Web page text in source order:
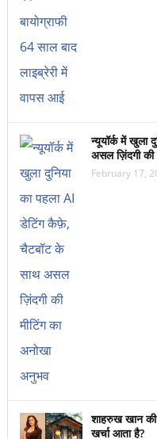
न्यूयॉर्क में खुला
असल ज़िंदगी की
February 17,
शाहरुख खान की
खर्चा आता है?